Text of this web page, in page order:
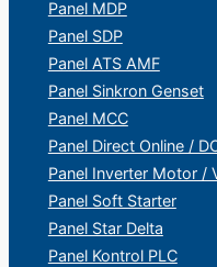
Panel MDP
Panel SDP
Panel ATS AMF
Panel Sinkron Genset
Panel MCC
Panel Direct Online /
Panel Inverter Motor /
Panel Soft Starter
Panel Star Delta
Panel Kontrol PLC